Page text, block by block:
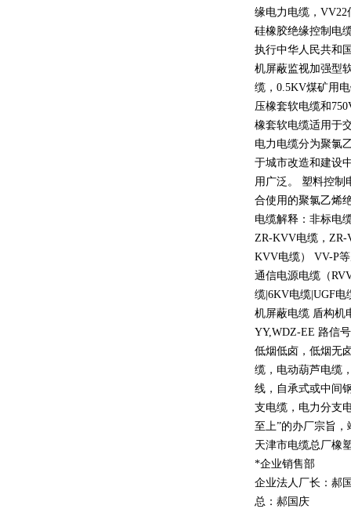
缘电力电缆， VV22
硅橡胶绝缘控制电
执行中华人民共和
机屏蔽监视加强型
缆， 0.5KV煤矿用
压橡套软电缆和
橡套软电缆适用于
电力电缆分为聚氯
于城市改造和建设
用广泛。 塑料控制
合使用的聚氯乙烯
电缆解释：非标电
ZR-KVV电缆， ZR-
KVV电缆） VV-P
通信电源电缆（
缆 |6KV电缆 |UGF电
机屏蔽电缆 盾构机
YY,WDZ-EE 路信
低烟低卤，低烟无
缆，电动葫芦电缆
线，自承式或中间
支电缆，电力分支
至上”的办厂宗旨，
天津市电缆总厂橡
*企业销售部
企业法人厂长：郝
总：郝国庆